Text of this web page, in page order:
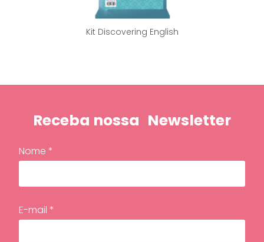
Kit Discovering English
Receba nossa Newsletter
Nome *
E-mail *